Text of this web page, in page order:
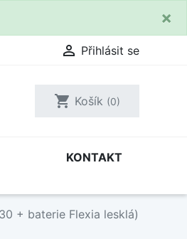
×
 Přihlásit se
shopping_cart Košík (0)
KONTAKT
+ baterie Flexia lesklá)